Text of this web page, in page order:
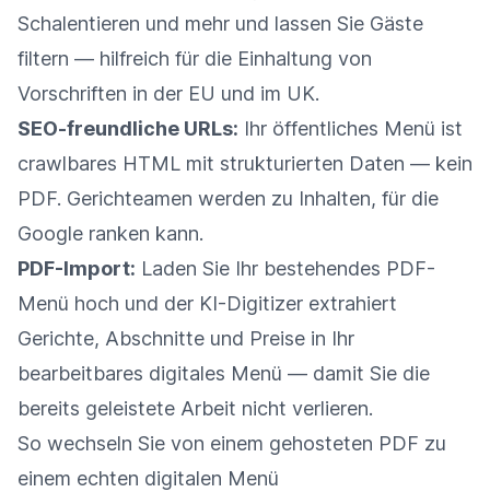
Schalentieren und mehr und lassen Sie Gäste
filtern — hilfreich für die Einhaltung von
Vorschriften in der EU und im UK.
SEO-freundliche URLs: Ihr öffentliches Menü ist
crawlbares HTML mit strukturierten Daten — kein
PDF. Gerichteamen werden zu Inhalten, für die
Google ranken kann.
PDF-Import: Laden Sie Ihr bestehendes PDF-
Menü hoch und der KI-Digitizer extrahiert
Gerichte, Abschnitte und Preise in Ihr
bearbeitbares digitales Menü — damit Sie die
bereits geleistete Arbeit nicht verlieren.
So wechseln Sie von einem gehosteten PDF zu
einem echten digitalen Menü